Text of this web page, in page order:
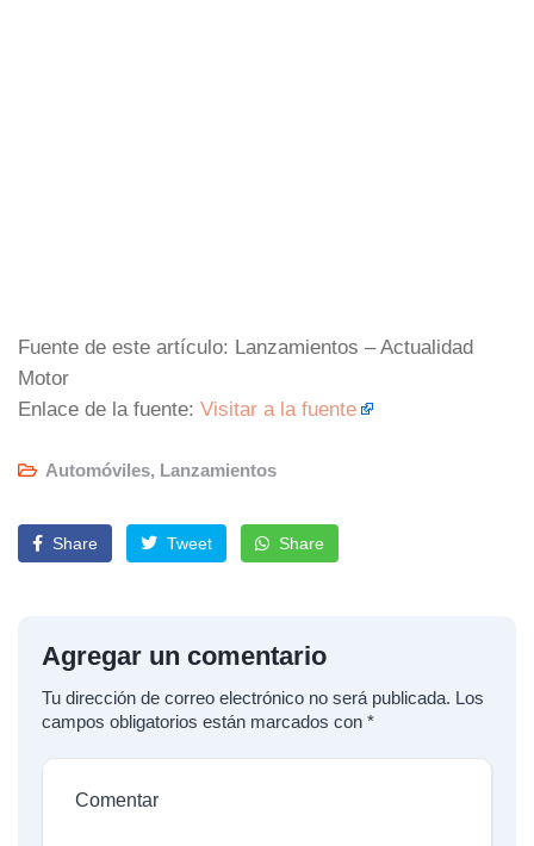
Fuente de este artículo: Lanzamientos – Actualidad
Motor
Enlace de la fuente: Visitar a la fuente
Automóviles, Lanzamientos
Share Tweet Share
Agregar un comentario
Tu dirección de correo electrónico no será publicada. Los
campos obligatorios están marcados con *